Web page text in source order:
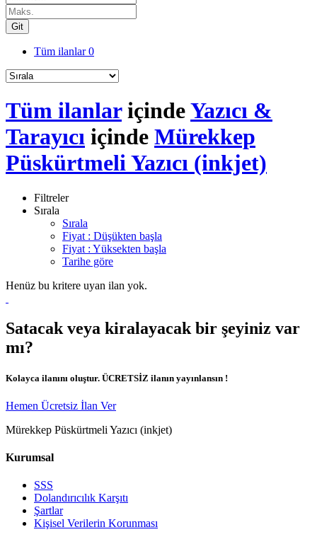
Git
Tüm ilanlar0
Tüm ilanlariçindeYazıcı &
Tarayıcı içinde Mürekkep
Püskürtmeli Yazıcı (inkjet)
Filtreler
Sırala
Sırala
Fiyat : Düşükten başla
Fiyat : Yüksekten başla
Tarihe göre
Henüz bu kritere uyan ilan yok.
Satacak veya kiralayacak bir şeyiniz var
mı?
Kolayca ilanını oluştur. ÜCRETSİZ ilanın yayınlansın !
Hemen Ücretsiz İlan Ver
Mürekkep Püskürtmeli Yazıcı (inkjet)
Kurumsal
SSS
Dolandırıcılık Karşıtı
Şartlar
Kişisel Verilerin Korunması